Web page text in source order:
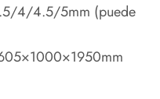
4/4.5/5mm (puede